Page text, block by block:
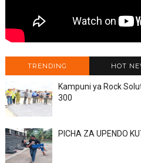
TRENDING HOT
Kampuni ya Rock
300
PICHA ZA UPENDO